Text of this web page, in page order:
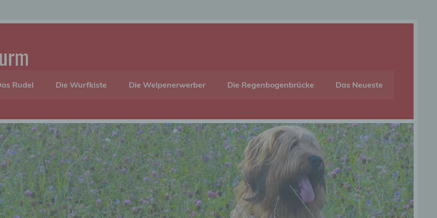
Rudel Die Wurfkiste Die Welpenerwerber Die Regenbogenbrücke Das Neueste